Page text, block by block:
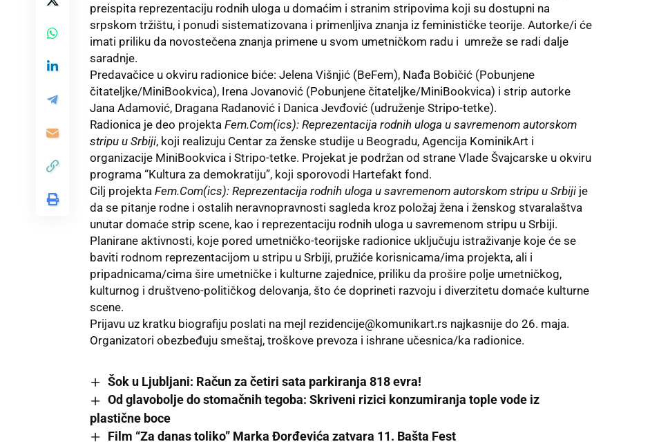
preispita reprezentaciju rodnih uloga u domaćim i stranim stripovima koji su dostupni na
srpskom tržištu, i ponudi sistematizovana i primenljiva znanja iz feminističke teorije. Autorke/i će
imati priliku da novostečena znanja primene u svom umetničkom radu i umreže se radi dalje
saradnje.
Predavačice u okviru radionice biće: Jelena Višnjić (BeFem), Nađa Bobičić (Pobunjene
čitateljke/MiniBookvica), Irena Jovanović (Pobunjene čitateljke/MiniBookvica) i strip autorke
Jana Adamović, Dragana Radanović i Danica Jevđović (udruženje Stripo-tetke).
Radionica je deo projekta Fem.Com(ics): Reprezentacija rodnih uloga u savremenom autorskom
stripu u Srbiji, koji realizuju Centar za ženske studije u Beogradu, Agencija KominikArt i
organizacije MiniBookvica i Stripo-tetke. Projekat je podržan od strane Vlade Švajcarske u okviru
programa “Kultura za demokratiju”, koji sporovodi Hartefakt fond.
Cilj projekta Fem.Com(ics): Reprezentacija rodnih uloga u savremenom autorskom stripu u Srbiji je
da se pitanje rodne i ostalih neravnopravnosti sagleda kroz položaj žena i ženskog stvaralaštva
unutar domaće strip scene, kao i reprezentaciju rodnih uloga u savremenom stripu u Srbiji.
Planirane aktivnosti, koje pored umetničko-teorijske radionice uključuju istraživanje koje će se
baviti rodnom reprezentacijom u stripu u Srbiji, pružiće korisnicama/ima projekta, ali i
pripadnicama/cima šire umetničke i kulturne zajednice, priliku da prošire polje umetničkog,
kulturnog i društveno-političkog delovanja, što će doprineti razvoju i diverzitetu domaće kulturne
scene.
Prijavu uz kratku biografiju poslati na mejl rezidencije@komunikart.rs najkasnije do 26. maja.
Organizatori obezbeđuju smeštaj, troškove prevoza i ishrane učesnica/ka radionice.
Šok u Ljubljani: Račun za četiri sata parkiranja 818 evra!
Od glavobolje do stomačnih tegoba: Skriveni rizici konzumiranja tople vode iz
plastične boce
Film “Za danas toliko” Marka Đorđevića zatvara 11. Bašta Fest